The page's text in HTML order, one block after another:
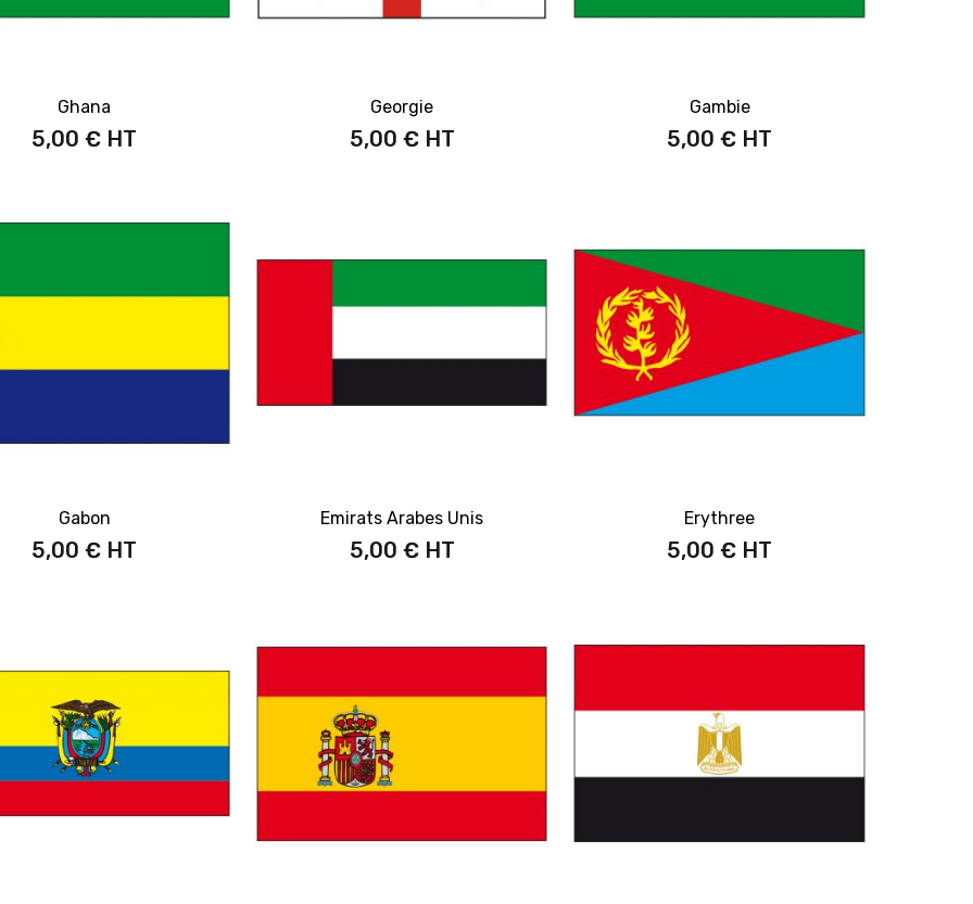
Ghana
5,00 €
Georgie
5,00 €
Gambie
5,00 €
Gabon
5,00 €
Emirats Arabes Unis
5,00 €
Erythree
5,00 €